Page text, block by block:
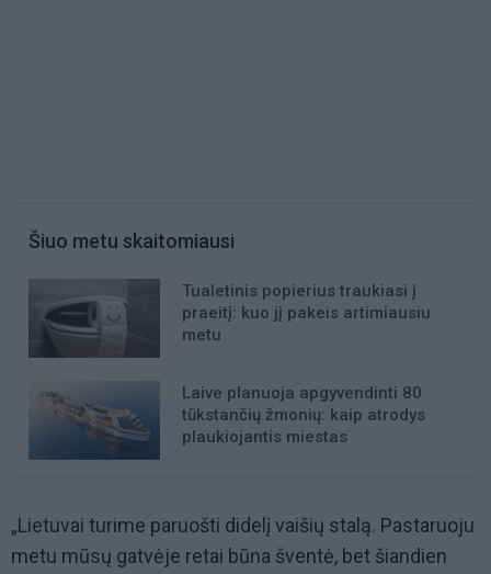
Šiuo metu skaitomiausi
Tualetinis popierius traukiasi į
praeitį: kuo jį pakeis artimiausiu
metu
Laive planuoja apgyvendinti 80
tūkstančių žmonių: kaip atrodys
plaukiojantis miestas
„Lietuvai turime paruošti didelį vaišių stalą. Pastaruoju
metu mūsų gatvėje retai būna šventė, bet šiandien